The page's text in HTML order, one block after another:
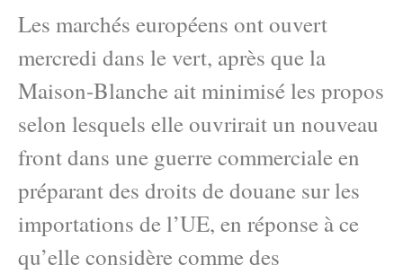
Les marchés européens ont ouvert
mercredi dans le vert, après que la
Maison-Blanche ait minimisé les propos
selon lesquels elle ouvrirait un nouveau
front dans une guerre commerciale en
préparant des droits de douane sur les
importations de l’UE, en réponse à ce
qu’elle considère comme des